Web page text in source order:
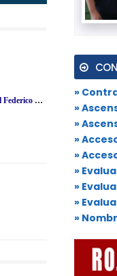
Resultados UNFV 2024 (Domingo 28 Abril) Lista de Ingresantes - Examen Admisión Ordinario y Extraordinario - Universidad Nacional Federico Villarreal - www·unfv·edu·pe
»
»
»
»
»
»
»
»
»